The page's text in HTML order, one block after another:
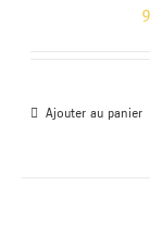
Ajouter au panier